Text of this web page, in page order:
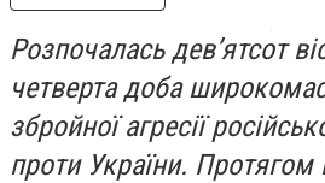
Розпочалась дев’ятсот
четверта доба
збройної агресії
проти України. Протягом